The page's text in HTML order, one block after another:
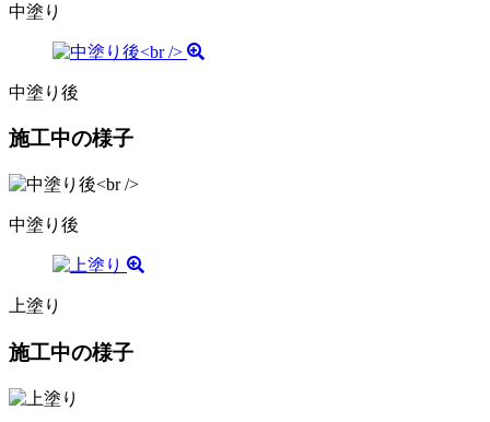
中塗り
中塗り後
施工中の様子
中塗り後
上塗り
施工中の様子